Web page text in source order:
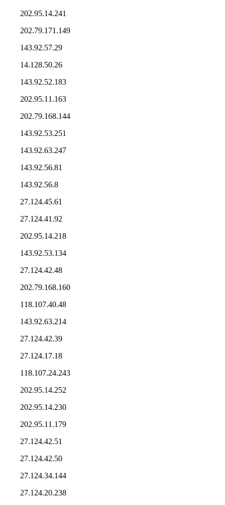
202.95.14.241
202.79.171.149
143.92.57.29
14.128.50.26
143.92.52.183
202.95.11.163
202.79.168.144
143.92.53.251
143.92.63.247
143.92.56.81
143.92.56.8
27.124.45.61
27.124.41.92
202.95.14.218
143.92.53.134
27.124.42.48
202.79.168.160
118.107.40.48
143.92.63.214
27.124.42.39
27.124.17.18
118.107.24.243
202.95.14.252
202.95.14.230
202.95.11.179
27.124.42.51
27.124.42.50
27.124.34.144
27.124.20.238